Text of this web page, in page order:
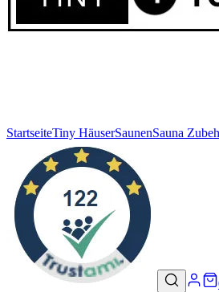
StartseiteTiny HäuserSaunenSauna